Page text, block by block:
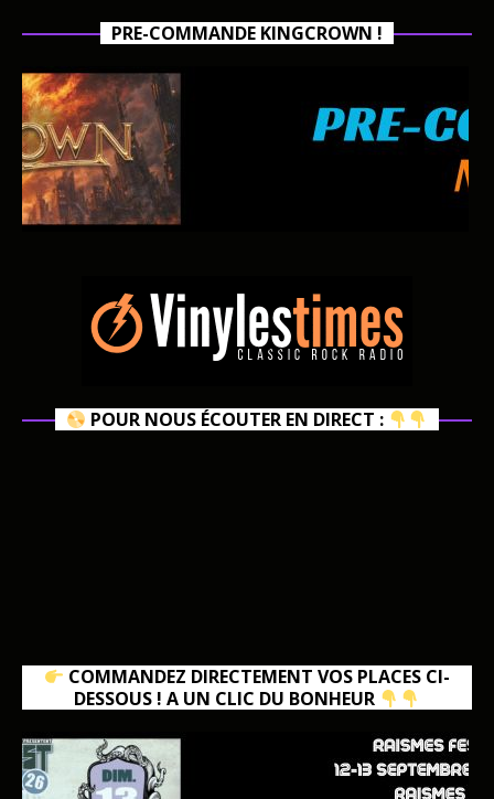
PRE-COMMANDE KINGCROWN !
POUR NOUS ÉCOUTER EN DIRECT :
COMMANDEZ DIRECTEMENT VOS PLACES CI-
DESSOUS ! A UN CLIC DU BONHEUR